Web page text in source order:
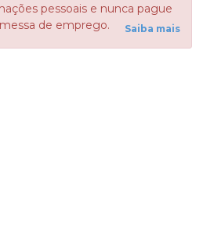
pessoais e nunca pague
de emprego.
Saiba mais